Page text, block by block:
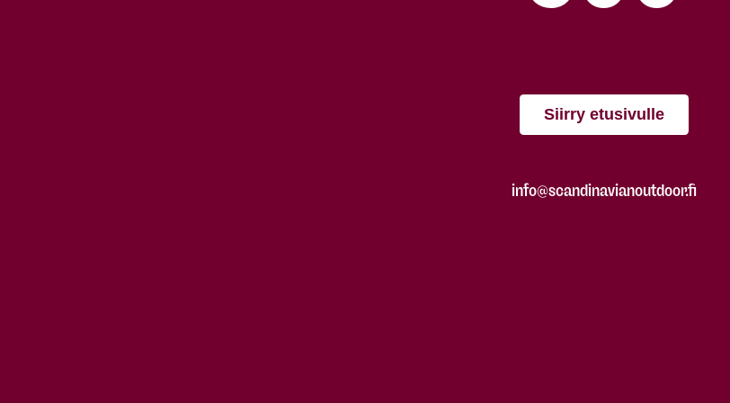
Siirry etusivulle
info@scandinavianoutdoor.fi